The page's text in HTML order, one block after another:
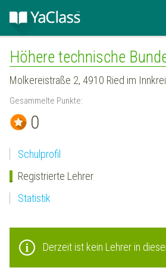
Höhere technische
Molkereistraße 2, 4910 Ried im
Gesammelte Punkte:
0
Schulprofil
Registrierte Lehrer
Statistik
Derzeit ist kein Lehrer in